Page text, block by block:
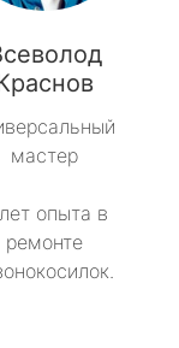
мастер
опыта в
ремонте